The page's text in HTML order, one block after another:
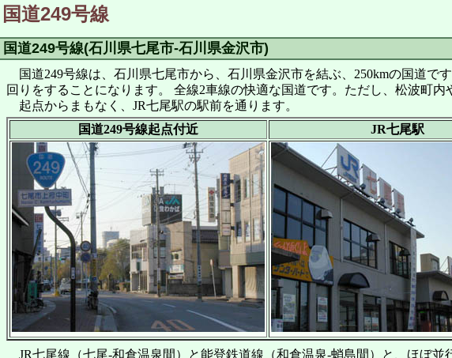
国道249号線
国道249号線(石川県七尾市-石川県金沢市)
国道249号線は、石川県七尾市から、石川県金沢市を結ぶ、250kmの国道で
回りをすることになります。 全線2車線の快適な国道です。ただし、松波町
起点からまもなく、JR七尾駅の駅前を通ります。
国道249号線起点付近
JR七尾駅
JR七尾線（七尾-和倉温泉間）と能登鉄道線（和倉温泉-蛸島間）と、ほぼ